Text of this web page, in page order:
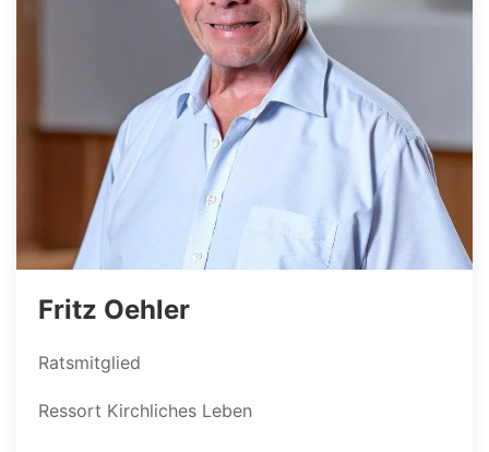
Fritz Oehler
Ratsmitglied
Ressort Kirchliches Leben